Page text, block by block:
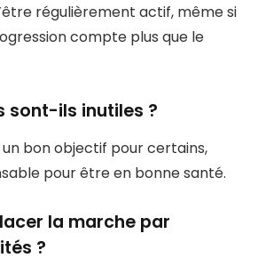
régulièrement actif, même si
compte plus que le
sont-ils inutiles ?
un bon objectif pour certains,
pour être en bonne santé.
la marche par
?